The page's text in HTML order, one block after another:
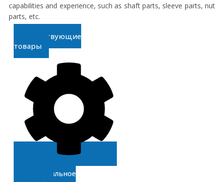
capabilities and experience, such as shaft parts, sleeve parts, nut
parts, etc.
Сопутствующие
товары
индивидуальное